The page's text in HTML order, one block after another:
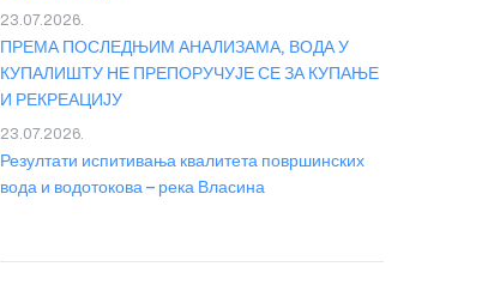
ПРЕМА ПОСЛЕДЊИМ АНАЛИЗАМА, ВОДА У
КУПАЛИШТУ НЕ ПРЕПОРУЧУЈЕ СЕ ЗА КУПАЊЕ
И РЕКРЕАЦИЈУ
23.07.2026.
Резултати испитивања квалитета површинских
вода и водотокова – река Власина
23.07.2026.